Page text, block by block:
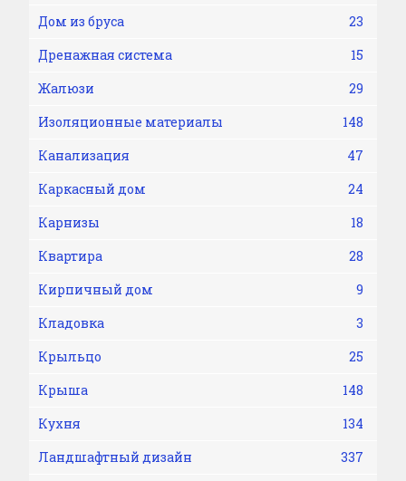
Дом из бруса
23
Дренажная система
15
Жалюзи
29
Изоляционные материалы
148
Канализация
47
Каркасный дом
24
Карнизы
18
Квартира
28
Кирпичный дом
9
Кладовка
3
Крыльцо
25
Крыша
148
Кухня
134
Ландшафтный дизайн
337